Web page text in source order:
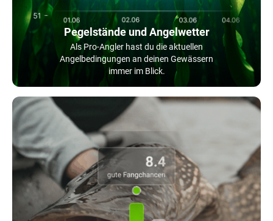
Pegelstände und Angelwetter
Als Pro-Angler hast du die aktuellen
Angelbedingungen an deinen Gewässern
immer im Blick.